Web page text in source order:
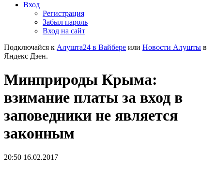
Вход
Регистрация
Забыл пароль
Вход на сайт
Подключайся к Алушта24 в Вайбере или Новости Алушты в
Яндекс Дзен.
Минприроды Крыма:
взимание платы за вход в
заповедники не является
законным
20:50 16.02.2017